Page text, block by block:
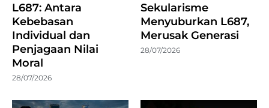
L687: Antara
Kebebasan
Individual dan
Penjagaan Nilai
Moral
28/07/2026
Sekularisme
Menyuburkan L687,
Merusak Generasi
28/07/2026